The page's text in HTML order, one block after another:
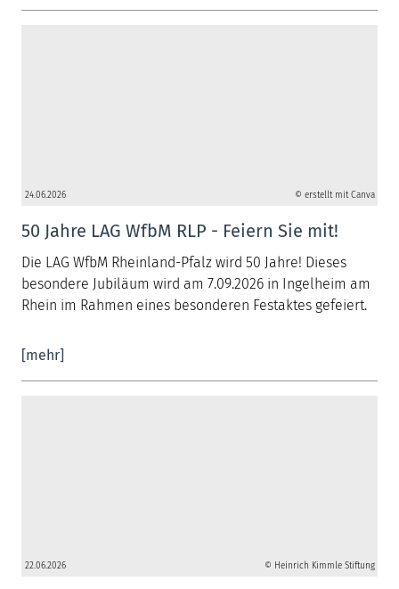
24.06.2026 © erstellt mit Canva
50 Jahre LAG WfbM RLP - Feiern Sie mit!
Die LAG WfbM Rheinland-Pfalz wird 50 Jahre! Dieses
besondere Jubiläum wird am 7.09.2026 in Ingelheim am
Rhein im Rahmen eines besonderen Festaktes gefeiert.
[mehr]
22.06.2026 © Heinrich Kimmle Stiftung